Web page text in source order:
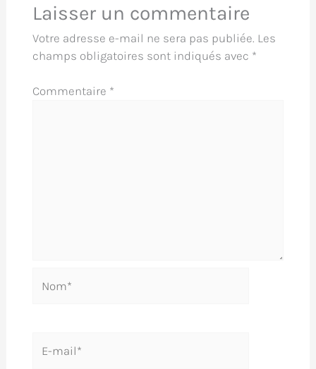
Laisser un commentaire
Votre adresse e-mail ne sera pas publiée. Les
champs obligatoires sont indiqués avec *
Commentaire *
mail*